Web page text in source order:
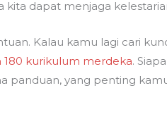
dapat menjaga
Kalau kamu lagi cari
180 kurikulum merdeka.
panduan, yang penting